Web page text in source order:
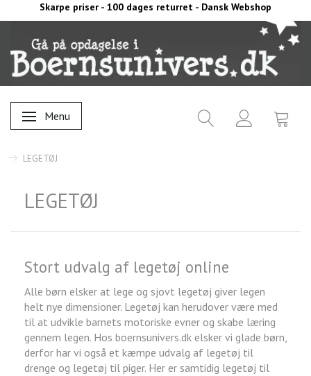
Skarpe priser - 100 dages returret - Dansk Webshop
Skifte navigation
Menu
LEGETØJ
LEGETØJ
Stort udvalg af legetøj online
Alle børn elsker at lege og sjovt legetøj giver legen
helt nye dimensioner. Legetøj kan herudover være med
til at udvikle barnets motoriske evner og skabe læring
gennem legen. Hos boernsunivers.dk elsker vi glade børn,
derfor har vi også et kæmpe udvalg af legetøj til
drenge og legetøj til piger. Her er samtidig legetøj til